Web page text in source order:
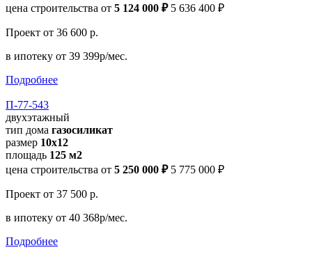
цена строительства от 5 124 000 ₽ 5 636 400 ₽
Проект от 36 600 р.
в ипотеку от 39 399р/мес.
Подробнее
П-77-543
двухэтажный
тип дома газосиликат
размер 10х12
площадь 125 м2
цена строительства от 5 250 000 ₽ 5 775 000 ₽
Проект от 37 500 р.
в ипотеку от 40 368р/мес.
Подробнее